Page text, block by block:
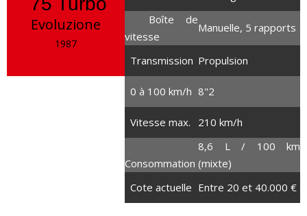
Evoluzione
1987
Boîte de
vitesse
Manuelle, 5 rapports
Transmission Propulsion
0 à 100 km/h 8"2
Vitesse max. 210 km/h
Consommation
8,6 L / 100 km
(mixte)
Cote actuelle Entre 20 et 40.000 €